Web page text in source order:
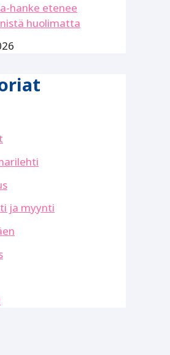
hanke etenee
huolimatta
ja myynti